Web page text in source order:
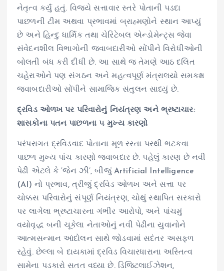
નેતૃત્વ કર્યું હતું. વિજયે સત્તાવાર સ્તરે પોતાની પડદા
પાછળની ટીમ અથવા પ્રભાવમાં બ્રાહ્મણોને સ્થાન આપ્યું
છે અને હિન્દુ ધાર્મિક તથા ચેરિટેબલ એન્ડોમેન્ટ્સ જેવા
સંવેદનશીલ વિભાગોની જવાબદારીઓ સોંપીને વિરોધીઓની
બોલતી બંધ કરી દીધી છે. આ સાથે જ તેમણે આઠ દલિત
ચહેરાઓને પણ સંગઠન અને મહત્વપૂર્ણ મંત્રાલયો સમકક્ષ
જવાબદારીઓ સોંપીને સામાજિક સંતુલન સાધ્યું છે.
દ્રવિડ ઓળખ પર પરિવારોનું નિયંત્રણ અને ભ્રષ્ટાચાર:
શાસકોના પતન પાછળના ૫ મુખ્ય કારણો
પરંપરાગત દ્રવિડવાદ પોતાના મૂળ રસ્તા પરથી ભટકવા
પાછળ મુખ્ય પાંચ કારણો જવાબદાર છે. પહેલું કારણ છે નવી
પેઢી એટલે કે ‘જેન ઝી’, બીજું Artificial Intelligence
(AI) નો પ્રભાવ, ત્રીજું દ્રવિડ ઓળખ અને સત્તા પર
ચોક્કસ પરિવારોનું સંપૂર્ણ નિયંત્રણ, ચોથું સ્થાપિત સરકારો
પર લાગેલા ભ્રષ્ટાચારના ગંભીર આરોપો, અને પાંચમું
વયોવૃદ્ધ બની ચૂકેલા નેતાઓનું નવી પેઢીના યુવાનોને
આત્મસન્માન આંદોલન સાથે જોડવામાં સદંતર અસફળ
રહેવું. છેલ્લા બે દાયકામાં દ્રવિડ વિચારધારાના અસ્તિત્વ
સામેના પડકારો સતત વધ્યા છે. ડિજિટલાઈઝેશન,